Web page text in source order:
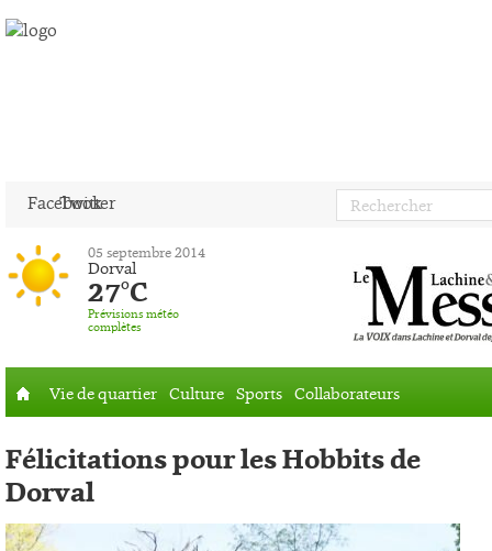
Facebook
Twitter
05 septembre 2014
Dorval
27°C
Prévisions météo
complètes
Vie de quartier Culture Sports Collaborateurs
Félicitations pour les Hobbits de
Dorval